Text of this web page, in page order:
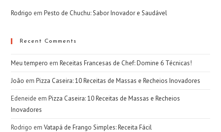
Rodrigo emPesto de Chuchu: Sabor Inovador e Saudável
Recent Comments
Meu tempero emReceitas Francesas de Chef: Domine 6 Técnicas!
João emPizza Caseira: 10 Receitas de Massas e Recheios Inovadores
Edeneide emPizza Caseira: 10 Receitas de Massas e Recheios
Inovadores
Rodrigo emVatapá de Frango Simples: Receita Fácil